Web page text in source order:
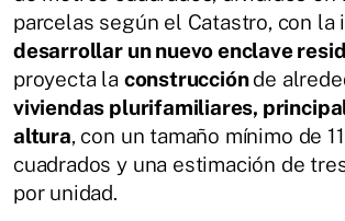
parcelas según el Catastro, con la
desarrollar un nuevo enclave
proyecta la construcciónde
viviendas plurifamiliares,
altura, con un tamaño mínimo de
cuadrados y una estimación de
por unidad.